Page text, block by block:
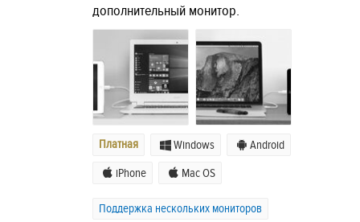
дополнительный монитор.
Платная Windows Android
iPhone Mac OS
Поддержка нескольких мониторов